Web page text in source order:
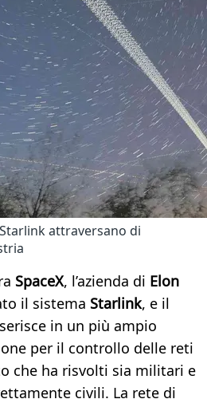
attraversano di
SpaceX, l’azienda di Elon
il sistema Starlink, e il
in un più ampio
per il controllo delle reti
che ha risvolti sia militari e
civili. La rete di